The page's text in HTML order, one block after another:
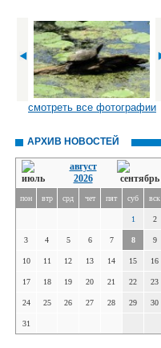
смотреть все фотографии
АРХИВ НОВОСТЕЙ
август
2026
пон втр срд чет пят суб вск
1 2
3 4 5 6 7 8 9
10 11 12 13 14 15 16
17 18 19 20 21 22 23
24 25 26 27 28 29 30
31